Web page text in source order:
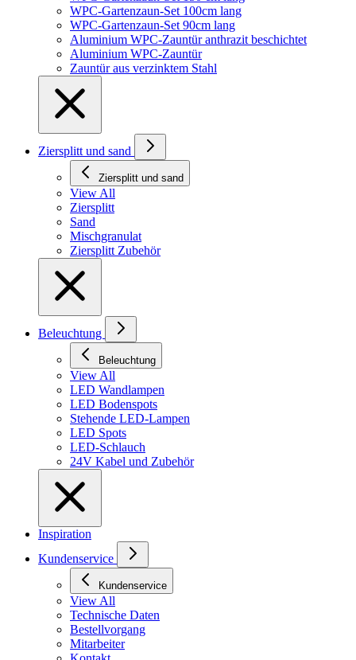
WPC-Gartenzaun-Set 100cm lang
WPC-Gartenzaun-Set 90cm lang
Aluminium WPC-Zauntür anthrazit beschichtet
Aluminium WPC-Zauntür
Zauntür aus verzinktem Stahl
Ziersplitt und sand
Ziersplitt und sand
View All
Ziersplitt
Sand
Mischgranulat
Ziersplitt Zubehör
Beleuchtung
Beleuchtung
View All
LED Wandlampen
LED Bodenspots
Stehende LED-Lampen
LED Spots
LED-Schlauch
24V Kabel und Zubehör
Inspiration
Kundenservice
Kundenservice
View All
Technische Daten
Bestellvorgang
Mitarbeiter